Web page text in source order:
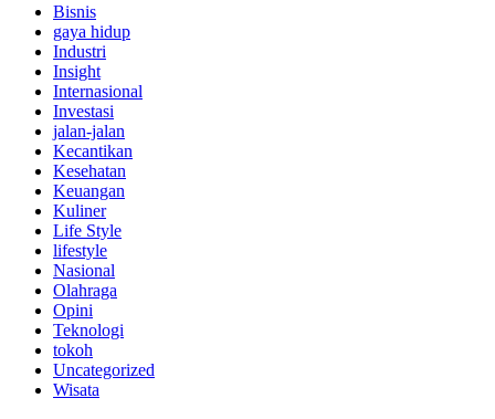
Bisnis
gaya hidup
Industri
Insight
Internasional
Investasi
jalan-jalan
Kecantikan
Kesehatan
Keuangan
Kuliner
Life Style
lifestyle
Nasional
Olahraga
Opini
Teknologi
tokoh
Uncategorized
Wisata